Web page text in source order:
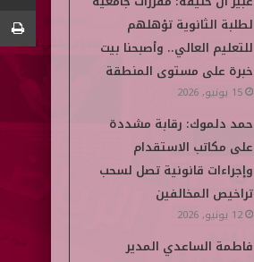
د
إ
ن
و
ب
p
e
i
a
لطلبة الثانوية تؤهلهم
للتعليم العالي.. وأصبحنا بيت
خبرة على مستوى المنطقة
15 يونيو, 2026
حمد دلموك: رقابة مشددة
على مكاتب الاستقدام
وإجراءات قانونية تصل لسحب
تراخيص المخالفين
12 يونيو, 2026
فاطمة الساعدي المدير